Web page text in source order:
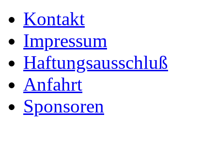
Kontakt
Impressum
Haftungsausschluß
Anfahrt
Sponsoren